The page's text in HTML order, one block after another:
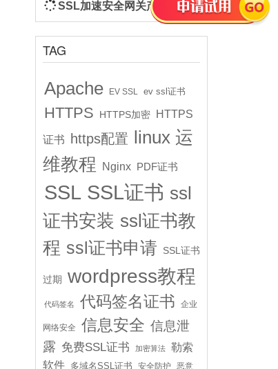
SSL加速安全网关产品
TAG
Apache EV SSL ev ssl证书
HTTPS HTTPS加密 HTTPS
证书 https配置 linux 运
维教程
Nginx PDF证书
SSL SSL证书 ssl
证书安装 ssl证书教
程 ssl证书申请 SSL证书
过期 wordpress教程
代码签名 代码签名证书 企业
网络安全 信息安全 信息泄
露 免费SSL证书 加密算法
勒索
软件
多域名SSL证书 安全防护 恶意